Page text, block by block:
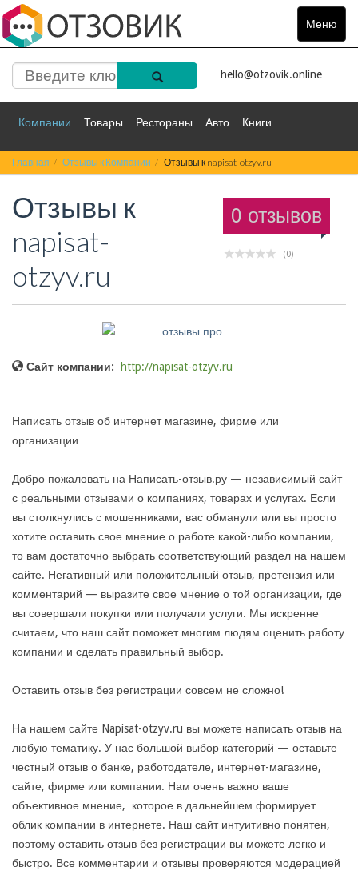
Меню
Toggle
hello@otzovik.online
Компании Товары Рестораны Авто Книги
Спорт Фильмы Деньги Путешествия
Красота Здоровье
Главная Отзывы к Компании Отзывы к napisat-otzyv.ru
0 отзывов
(0)
Отзывы к
napisat-
otzyv.ru
Сайт компании: http://napisat-otzyv.ru
Написать отзыв об интернет магазине, фирме или
организации
Добро пожаловать на Написать-отзыв.ру — независимый сайт
с реальными отзывами о компаниях, товарах и услугах. Если
вы столкнулись с мошенниками, вас обманули или вы просто
хотите оставить свое мнение о работе какой-либо компании,
то вам достаточно выбрать соответствующий раздел на нашем
сайте. Негативный или положительный отзыв, претензия или
комментарий — выразите свое мнение о той организации, где
вы совершали покупки или получали услуги. Мы искренне
считаем, что наш сайт поможет многим людям оценить работу
компании и сделать правильный выбор.
Оставить отзыв без регистрации совсем не сложно!
На нашем сайте Napisat-otzyv.ru вы можете написать отзыв на
любую тематику. У нас большой выбор категорий — оставьте
честный отзыв о банке, работодателе, интернет-магазине,
сайте, фирме или компании. Нам очень важно ваше
объективное мнение, которое в дальнейшем формирует
облик компании в интернете. Наш сайт интуитивно понятен,
поэтому оставить отзыв без регистрации вы можете легко и
быстро. Все комментарии и отзывы проверяются модерацией